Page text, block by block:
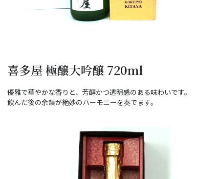
喜多屋 極醸大吟醸 720ml
優雅で華やかな香りと、芳醇かつ透明感のある味わいです。
飲んだ後の余韻が絶妙のハーモニーを奏でます。